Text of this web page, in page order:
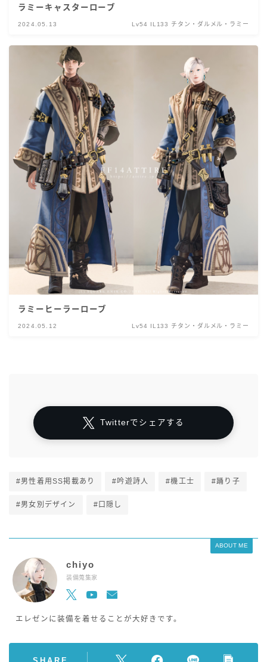
ラミーキャスターローブ
2024.05.13 Lv54 IL133 チタン・ダルメル・ラミー
ラミーヒーラーローブ
2024.05.12 Lv54 IL133 チタン・ダルメル・ラミー
Twitterでシェアする
#男性着用SS掲載あり #吟遊詩人 #機工士 #踊り子
#男女別デザイン #口隠し
ABOUT ME
chiyo
装備蒐集家
エレゼンに装備を着せることが大好きです。